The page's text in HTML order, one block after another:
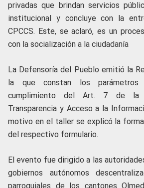
privadas que brindan servicios
institucional y concluye con la
CPCCS. Este, se aclaró, es un
con la socialización a la ciudadanía
La Defensoría del Pueblo emitió la
la que constan los
cumplimiento del Art. 7 de la
Transparencia y Acceso a la
motivo en el taller se explicó la
del respectivo formulario.
El evento fue dirigido a las
gobiernos autónomos
parroquiales de los cantones